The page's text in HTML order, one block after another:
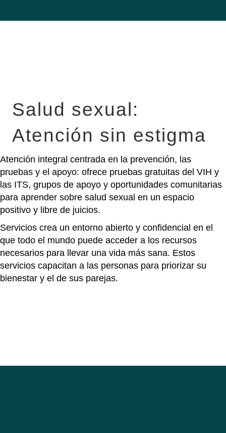
Salud sexual:
Atención sin estigma
Atención integral centrada en la prevención, las
pruebas y el apoyo: ofrece pruebas gratuitas del VIH y
las ITS, grupos de apoyo y oportunidades comunitarias
para aprender sobre salud sexual en un espacio
positivo y libre de juicios.
Servicios crea un entorno abierto y confidencial en el
que todo el mundo puede acceder a los recursos
necesarios para llevar una vida más sana. Estos
servicios capacitan a las personas para priorizar su
bienestar y el de sus parejas.